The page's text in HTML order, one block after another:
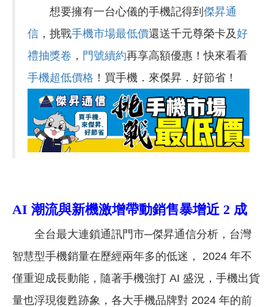
想要擁有一台心儀的手機記得到 傑昇通
信 ，挑戰手機市場最低價還送千元尊榮卡及好
禮抽獎卷 ， 門號續約再享高額優惠！快來看看
手機超低價格 ！買手機．來傑昇．好節省！
AI 潮流與新機激增帶動銷售暴增近 2 成
全台最大連鎖通訊門市─傑昇通信分析，台灣
智慧型手機銷量在歷經兩年多的低迷， 2024 年不
僅重迎成長動能，隨著手機強打 AI 盛況，手機出貨
量也浮現復甦跡象，各大手機品牌對 2024 年的前